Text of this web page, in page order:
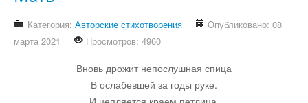
Категория: Авторские стихотворения
Опубликовано: 08
марта 2021
Просмотров: 4960
Вновь дрожит непослушная спица
В ослабевшей за годы руке.